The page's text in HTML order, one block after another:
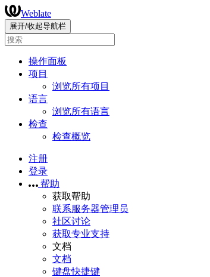
Weblate
展开/收起导航栏
操作面板
项目
浏览所有项目
语言
浏览所有语言
检查
检查概览
注册
登录
帮助
获取帮助
联系服务器管理员
社区讨论
获取专业支持
文档
文档
键盘快捷键